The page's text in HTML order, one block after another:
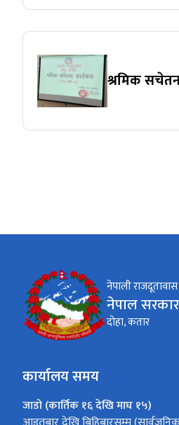
श्रमिक
नेपाली राजदूतावास
नेपाल सरकार
दोहा, कतार
कार्यालय समय
जाडो (कार्तिक १६ देखि माघ १५)